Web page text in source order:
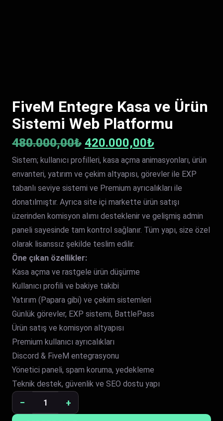
FiveM Entegre Kasa ve Ürün
Sistemi Web Platformu
480.000,00₺ Orijinal
fiyat:
480.000,00₺.
420.000,00₺
andaki
fiyat:
Sistem; kullanıcı profilleri, kasa açma animasyonları, ürün
envanteri, yatırım ve çekim altyapısı, görevler ile EXP
tabanlı seviye sistemi ve Premium ayrıcalıkları ile
donatılmıştır. Ayrıca site içi markette ürün satışı
üzerinden komisyon alımı desteklenir ve gelişmiş admin
paneli sayesinde tam kontrol sağlanır. Tüm yapı, size özel
olarak lisanssız şekilde teslim edilir.
Öne çıkan özellikler:
Kasa açma ve rastgele ürün düşürme
Kullanıcı profili ve bakiye takibi
Yatırım (Papara gibi) ve çekim sistemleri
Günlük görevler, EXP sistemi, BattlePass
Ürün satış ve komisyon altyapısı
Premium kullanıcı ayrıcalıkları
Discord & FiveM entegrasyonu
Yönetici paneli, spam koruma, yedekleme
Teknik destek, güvenlik ve SEO dostu yapı
FiveM
− +